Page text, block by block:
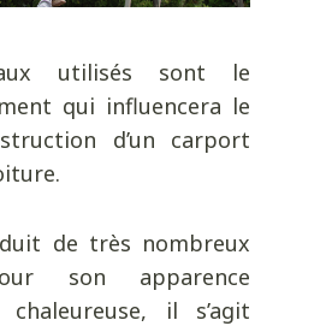
utilisés sont le
qui influencera le
d’un carport
de très nombreux
son apparence
il s’agit